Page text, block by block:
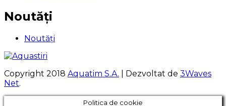
Noutăți
Noutăți
Copyright 2018 Aquatim S.A. | Dezvoltat de 3Waves
Net.
Politica de cookie